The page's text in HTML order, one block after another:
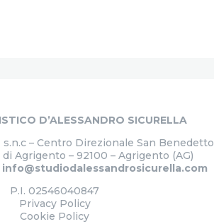
D’ALESSANDRO SICURELLA
– Centro Direzionale San Benedetto
Agrigento – 92100 – Agrigento (AG)
info@studiodalessandrosicurella.com
P.I. 02546040847
Privacy Policy
Cookie Policy